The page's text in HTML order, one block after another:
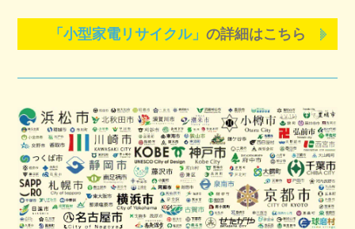
「小型家電リサイクル」 の詳細はこちら